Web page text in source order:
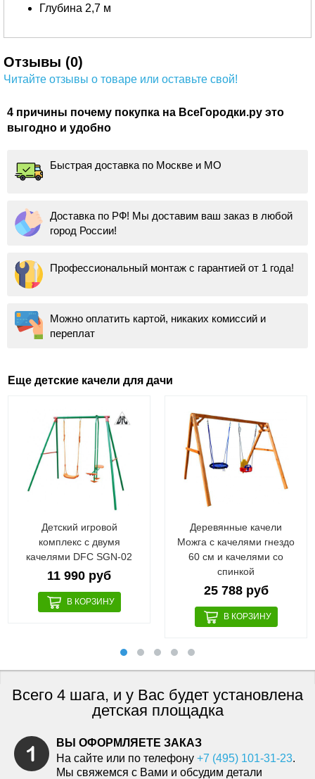
Глубина 2,7 м
Отзывы (0)
Читайте отзывы о товаре или оставьте свой!
4 причины почему покупка на ВсеГородки.ру это
выгодно и удобно
Быстрая доставка по Москве и МО
Доставка по РФ! Мы доставим ваш заказ в любой
город России!
Профессиональный монтаж с гарантией от 1 года!
Можно оплатить картой, никаких комиссий и
переплат
Еще детские качели для дачи
Детский игровой
комплекс с двумя
качелями DFC SGN-02
11 990 руб
Деревянные качели
Можга с качелями гнездо
60 см и качелями со
спинкой
25 788 руб
Всего 4 шага, и у Вас будет установлена
детская площадка
ВЫ ОФОРМЛЯЕТЕ ЗАКАЗ
На сайте или по телефону +7 (495) 101-31-23.
Мы свяжемся с Вами и обсудим детали